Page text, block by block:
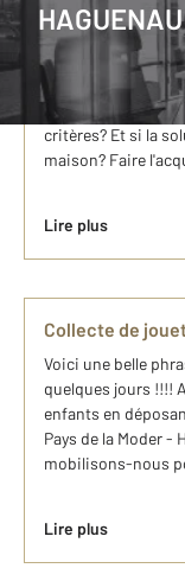
Le projet
Jardin trop petit,
pièces de vie mal
un bien
critères? Et si la
maison? Faire
Lire plus
Collecte de
Voici une belle
quelques jours !!!!
enfants en
Pays de la Moder -
mobilisons-nous
Lire plus